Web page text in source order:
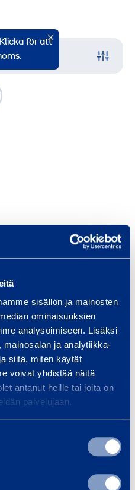
sisällön ja mainosten
ominaisuuksien
analysoimiseen. Lisäksi
ja analytiikka-
siitä, miten käytät
voivat yhdistää näitä
antanut heille tai joita on
palvelujaan.
för att